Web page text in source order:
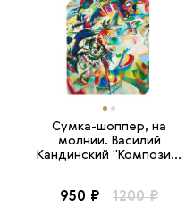
Сумка-шоппер, на
молнии. Василий
Кандинский "Компози...
950 ₽ 1200 ₽